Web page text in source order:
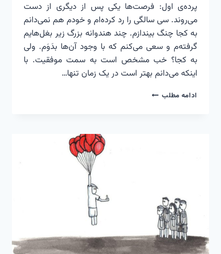
پرده‌ی اول: فرصت‌ها یکی پس از دیگری از دست
می‌روند. سی سالگی را رد کرده‌ام و خودم هم نمی‌دانم
به کجا چنگ بیندازم. چند هندوانه بزرگ زیر بغل‌هایم
گرفته‌م و سعی می‌کنم که با وجود آن‌ها بدَوَم. ولی
به کجا؟ خب مشخص است به سمت موفقیت. با
اینکه می‌دانم بهتر است در یک زمان تنها…
ادامه مطلبزنبور